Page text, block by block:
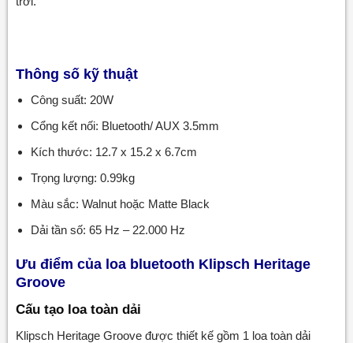
Thông số kỹ thuật
Công suất: 20W
Cổng kết nối: Bluetooth/ AUX 3.5mm
Kích thước: 12.7 x 15.2 x 6.7cm
Trọng lượng: 0.99kg
Màu sắc: Walnut hoặc Matte Black
Dải tần số: 65 Hz – 22.000 Hz
Ưu điểm của loa bluetooth Klipsch Heritage
Groove
Cấu tạo loa toàn dải
Klipsch Heritage Groove được thiết kế gồm 1 loa toàn dải